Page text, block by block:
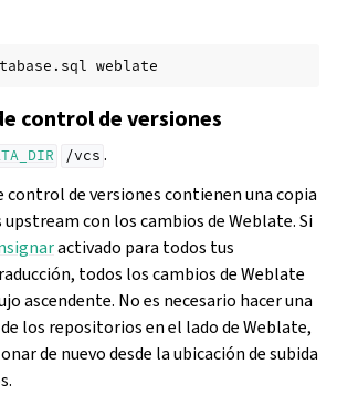
control de versiones
/vcs .
control de versiones contienen una copia
con los cambios de Weblate. Si
activado para todos tus
todos los cambios de Weblate
ascendente. No es necesario hacer una
los repositorios en el lado de Weblate,
de nuevo desde la ubicación de subida